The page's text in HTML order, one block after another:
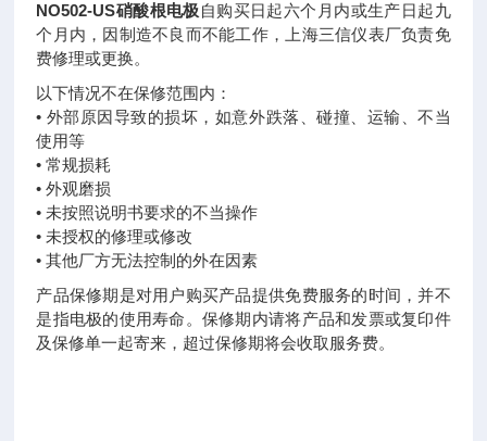
NO502-US硝酸根电极自购买日起六个月内或生产日起九
个月内，因制造不良而不能工作，上海三信仪表厂负责免
费修理或更换。
以下情况不在保修范围内：
• 外部原因导致的损坏，如意外跌落、碰撞、运输、不当
使用等
• 常规损耗
• 外观磨损
• 未按照说明书要求的不当操作
• 未授权的修理或修改
• 其他厂方无法控制的外在因素
产品保修期是对用户购买产品提供免费服务的时间，并不
是指电极的使用寿命。保修期内请将产品和发票或复印件
及保修单一起寄来，超过保修期将会收取服务费。